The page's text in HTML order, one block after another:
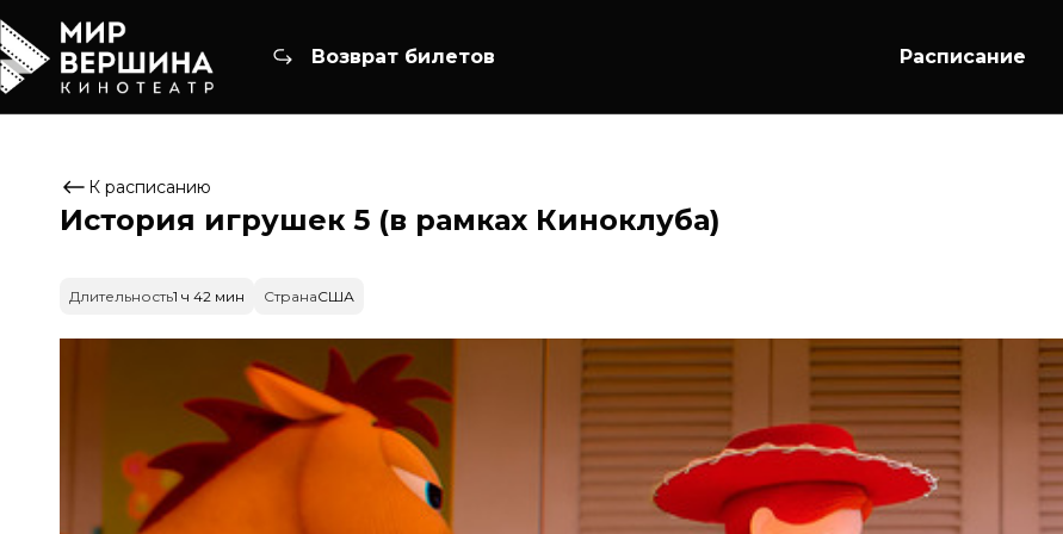
Возврат билетов Расписание
К расписанию
История игрушек 5 (в рамках Киноклуба)
Длительность1 ч 42 мин СтранаСША